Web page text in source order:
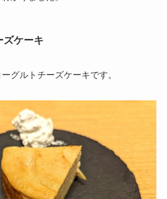
ズケーキ
グルトチーズケーキです。